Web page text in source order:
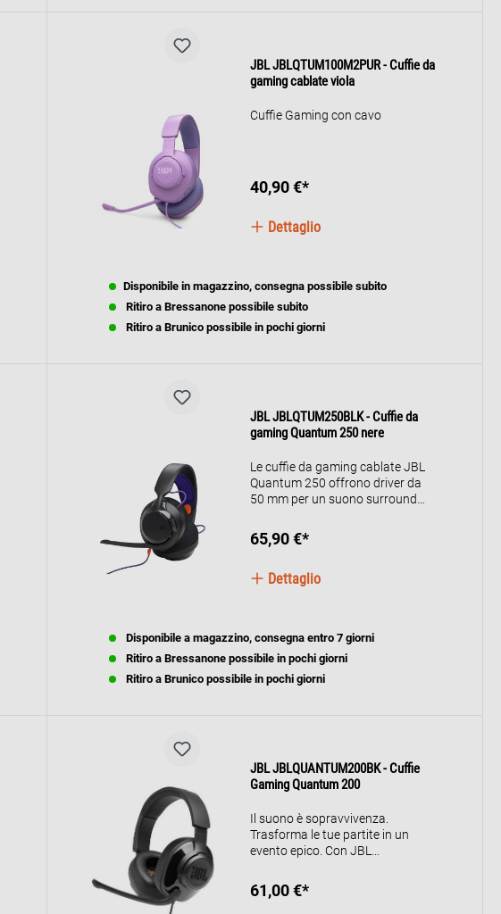
JBL JBLQTUM100M2PUR - Cuffie da
gaming cablate viola
Cuffie Gaming con cavo
40,90 €*
Dettaglio
Disponibile in magazzino, consegna possibile subito
Ritiro a Bressanone possibile subito
Ritiro a Brunico possibile in pochi giorni
JBL JBLQTUM250BLK - Cuffie da
gaming Quantum 250 nere
Le cuffie da gaming cablate JBL
Quantum 250 offrono driver da
50 mm per un suono surround
microfono boom removibile
unidirezionale e morbidi padiglioni
collegamento jack da 3,5 mm le
65,90 €*
Dettaglio
Disponibile a magazzino, consegna entro 7 giorni
Ritiro a Bressanone possibile in pochi giorni
Ritiro a Brunico possibile in pochi giorni
JBL JBLQUANTUM200BK - Cuffie
Gaming Quantum 200
Il suono è sopravvivenza.
Trasforma le tue partite in un
evento epico. Con JBL
cuffie JBL Quantum 200 ti
portano direttamente al centro
61,00 €*